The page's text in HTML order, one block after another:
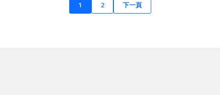
1 2 下一頁